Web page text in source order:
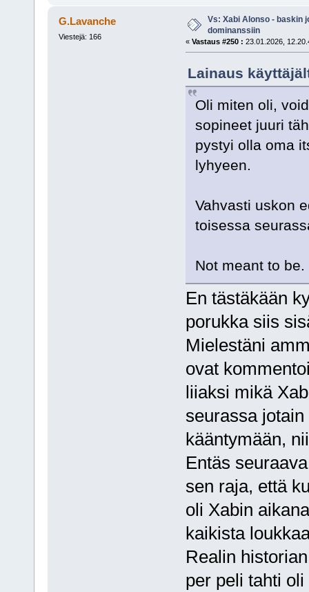
G.Lavanche
Viestejä: 166
Vs: Xabi Alonso - baskin
dominanssiin
« Vastaus #250 : 23.01.2026,
Lainaus
Oli miten oli,
sopineet juuri
pystyi olla oma
lyhyeen.
Vahvasti uskon
toisessa
Not meant to be.
En tästäkään
porukka siis
Mielestäni
ovat
liiaksi mikä
seurassa
kääntymään,
Entäs
sen raja, että
oli Xabin
kaikista
Realin
per peli tahti